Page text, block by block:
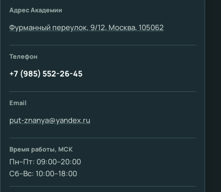
Адрес Академии
Фурманный переулок, 9/12, Москва, 105062
Телефон
+7 (985) 552-26-45
Email
put-znanya@yandex.ru
Время работы, МСК
Пн–Пт: 09:00–20:00
Сб–Вс: 10:00–18:00